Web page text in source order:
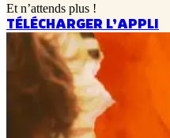
Et n’attends plus !
TÉLÉCHARGER L’APPLI